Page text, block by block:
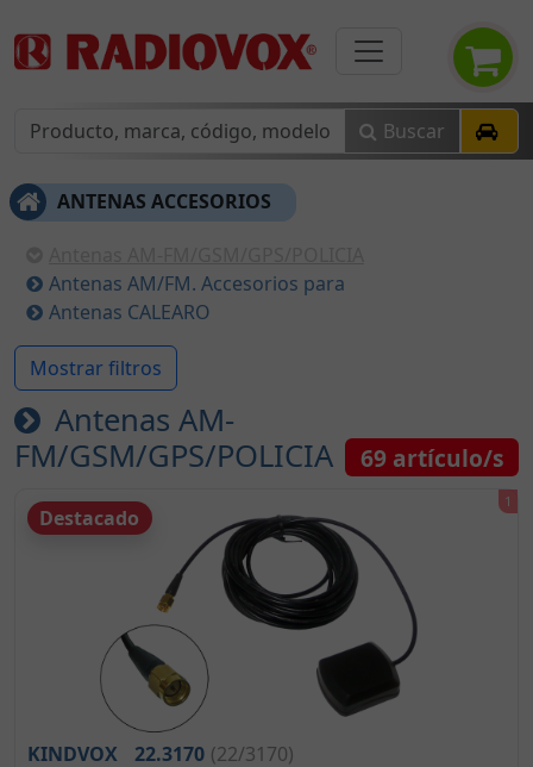
Buscar
ANTENAS ACCESORIOS
Antenas AM/FM. Accesorios para
Antenas CALEARO
Mostrar filtros
Antenas AM-
FM/GSM/GPS/POLICIA
69 artículo/s
Destacado
KINDVOX 22.3170 (22/3170)